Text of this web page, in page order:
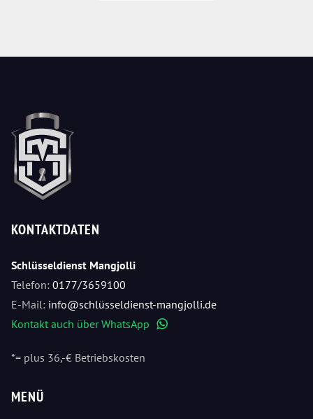
KONTAKTDATEN
Schlüsseldienst Mangjolli
Telefon: 0177/3659100
E-Mail: info@schlüsseldienst-mangjolli.de
Kontakt auch über WhatsApp
*= plus 36,-€ Betriebskosten
MENÜ